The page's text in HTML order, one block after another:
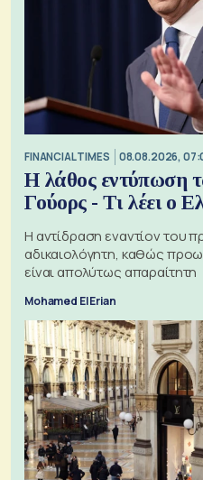
FINANCIAL TIMES 08.08.2026,
Η λάθος εντύπωση
Γούορς - Τι λέει ο
Η αντίδραση εναντίον του
αδικαιολόγητη, καθώς
είναι απολύτως απαραίτητη
Mohamed El Erian